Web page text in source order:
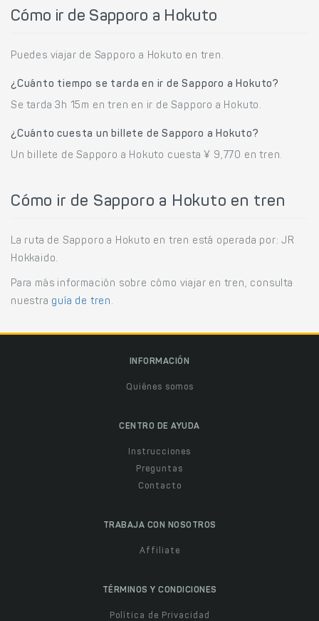
Cómo ir de Sapporo a Hokuto
Puedes viajar de Sapporo a Hokuto en tren.
¿Cuánto tiempo se tarda en ir de Sapporo a Hokuto?
Se tarda 3h 15m en tren en ir de Sapporo a Hokuto.
¿Cuánto cuesta un billete de Sapporo a Hokuto?
Un billete de Sapporo a Hokuto cuesta ¥ 9,770 en tren.
Cómo ir de Sapporo a Hokuto en tren
La ruta de Sapporo a Hokuto en tren está operada por: JR
Hokkaido.
Para más información sobre cómo viajar en tren, consulta
nuestra guía de tren .
INFORMACIÓN
Quiénes somos
CENTRO DE AYUDA
Instrucciones
Preguntas
Contacto
TRABAJA CON NOSOTROS
Affiliate
TÉRMINOS Y CONDICIONES
Política de Privacidad